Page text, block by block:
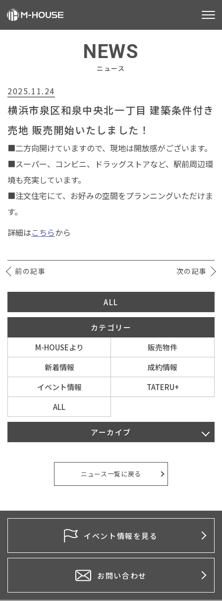
不動産事業
建築事業
お客様の声
会社情報
営業時間／10：00〜19：00 定休日／水曜日
お問い合わせ
NEWS
ニュース
2025.11.24
横浜市泉区和泉中央北一丁目 建築条件付き
売地 販売開始いたしました！
■二方向開けていますので、現地は開放感がございます。
■スーパー、コンビニ、ドラッグストアなど、駅前周辺環
境も充実しています。
■注文住宅にて、お好みの空間をプランニングいただけま
す。
詳細はこちらから
前の記事 次の記事
ALL
カテゴリー
M-HOUSEより
販売物件
新着情報
成約情報
イベント情報
TATERU+
ALL
アーカイブ
2026年7月
2026年5月
2026年4月
2026年3月
2026年2月
2026年1月
ニュース一覧に戻る
イベント情報を見る
お問い合わせ